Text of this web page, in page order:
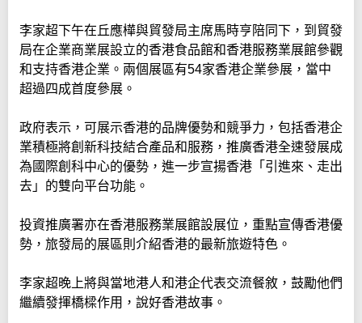
李家超下午在丘應樺與貿發局主席馬時亨陪同下，到貿發
局在企業商業展設立的香港食品館和香港服務業展館參觀
和支持香港企業。兩個展區有54家香港企業參展，當中
超過四成首度參展。
政府表示，可展示香港的品牌優勢和競爭力，包括香港企
業積極將創新科技結合產品和服務，推廣香港全速發展成
為國際創科中心的優勢，進一步宣揚香港「引進來、走出
去」的雙向平台功能。
投資推廣署亦在香港服務業展館設展位，重點宣傳香港優
勢，旅發局的展區則介紹香港的最新旅遊特色。
李家超晚上將與當地港人和港企代表交流餐敘，鼓勵他們
繼續發揮橋樑作用，說好香港故事。